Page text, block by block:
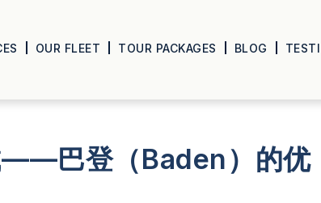
OUR FLEET TOUR PACKAGES BLOG
——巴登（Baden）的优